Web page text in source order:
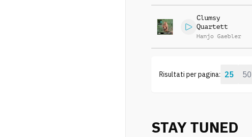
Clumsy
Quartett
Hanjo Gaebler
Risultati per pagina: 25 50
STAY TUNED